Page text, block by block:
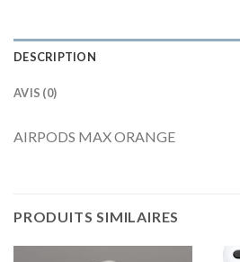
DESCRIPTION
AVIS (0)
AIRPODS MAX ORANGE
PRODUITS SIMILAIRES